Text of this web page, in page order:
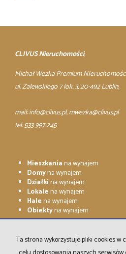
CLIVUS Nieruchomości,
Michał Węzka Premium
ul. Zalewskiego 7 lok. 3, 20-492 Lublin,
mail:info@clivus.pl, mwezka@clivus.pl
tel. 533 997 245
Mieszkaniana wynajem
Domyna wynajem
Działkina wynajem
Lokalena wynajem
Halena wynajem
Obiektyna wynajem
Domyna sprzedaż
na sprzedaż
Ta strona wykorzystuje pliki cookies w